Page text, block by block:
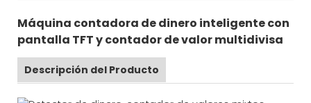
Máquina contadora de dinero inteligente con
pantalla TFT y contador de valor multidivisa
Descripción del Producto